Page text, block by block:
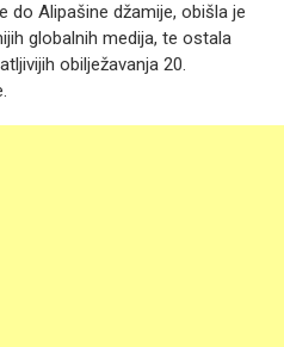
do Alipašine džamije, obišla je
globalnih medija, te ostala
obilježavanja 20.